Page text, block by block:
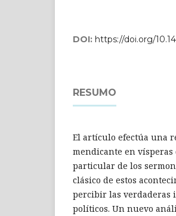
DOI: https://doi.org/
RESUMO
El artículo efectúa una
mendicante en
particular de los
clásico de estos
percibir las verdaderas
políticos. Un nuevo